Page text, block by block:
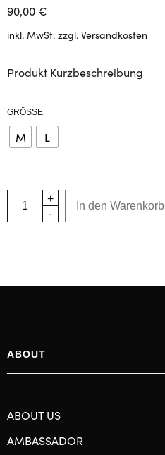
90,00 €
inkl. MwSt. zzgl. Versandkosten
Produkt Kurzbeschreibung
GRÖSSE
M L
In den Warenkorb
ABOUT
ABOUT US
AMBASSADOR